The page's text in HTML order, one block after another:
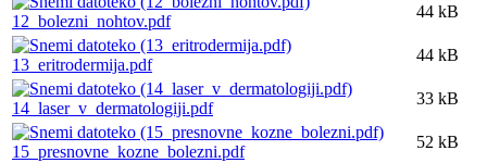
12_bolezni_nohtov.pdf
44 kB
13_eritrodermija.pdf
44 kB
14_laser_v_dermatologiji.pdf
33 kB
15_presnovne_kozne_bolezni.pdf
52 kB